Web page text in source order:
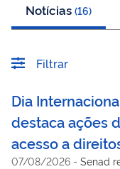
Notícias (16)
Filtrar
Dia
destaca ações
acesso a
07/08/2026 - Senad